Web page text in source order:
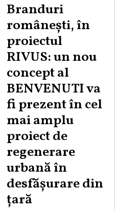
Branduri
românești, în
proiectul
RIVUS: un nou
concept al
BENVENUTI va
fi prezent în cel
mai amplu
proiect de
regenerare
urbană în
desfășurare din
țară